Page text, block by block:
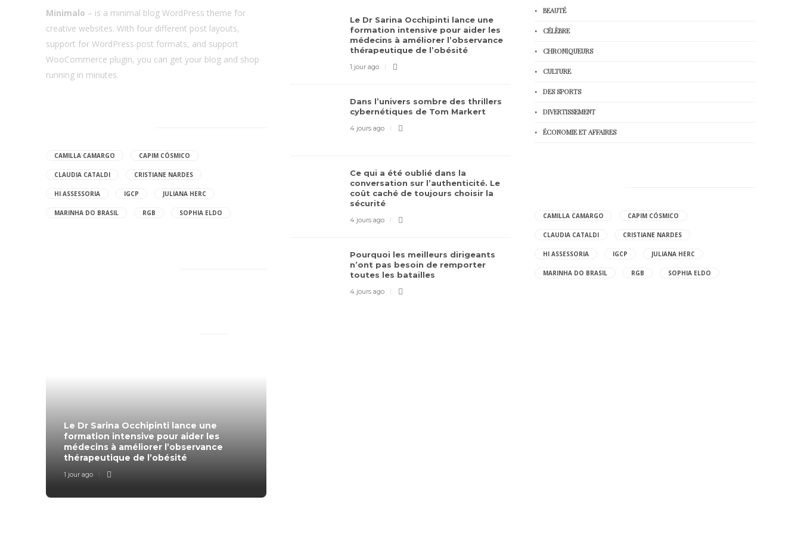
Minimalo – is a minimal blog WordPress theme for
creative websites. With four different post layouts,
support for WordPress post formats, and support
WooCommerce plugin, you can get your blog and shop
running in minutes.
CAMILLA CAMARGO CAPIM CÓSMICO
CLAUDIA CATALDI CRISTIANE NARDES
HI ASSESSORIA IGCP JULIANA HERC
MARINHA DO BRASIL RGB SOPHIA ELDO
Le Dr Sarina Occhipinti lance une
formation intensive pour aider les
médecins à améliorer l’observance
thérapeutique de l’obésité
1 jour ago
Le Dr Sarina Occhipinti lance une
formation intensive pour aider les
médecins à améliorer l’observance
thérapeutique de l’obésité
1 jour ago
Dans l’univers sombre des thrillers
cybernétiques de Tom Markert
4 jours ago
Ce qui a été oublié dans la
conversation sur l’authenticité. Le
coût caché de toujours choisir la
sécurité
4 jours ago
Pourquoi les meilleurs dirigeants
n’ont pas besoin de remporter
toutes les batailles
4 jours ago
BEAUTÉ
CÉLÈBRE
CHRONIQUEURS
CULTURE
DES SPORTS
DIVERTISSEMENT
ÉCONOMIE ET AFFAIRES
CAMILLA CAMARGO CAPIM CÓSMICO
CLAUDIA CATALDI CRISTIANE NARDES
HI ASSESSORIA IGCP JULIANA HERC
MARINHA DO BRASIL RGB SOPHIA ELDO